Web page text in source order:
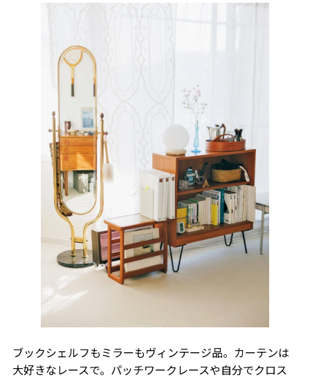
ブックシェルフもミラーもヴィンテージ品。カーテンは
大好きなレースで。パッチワークレースや自分でクロス